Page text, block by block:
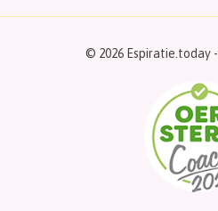
© 2026 Espiratie.today -